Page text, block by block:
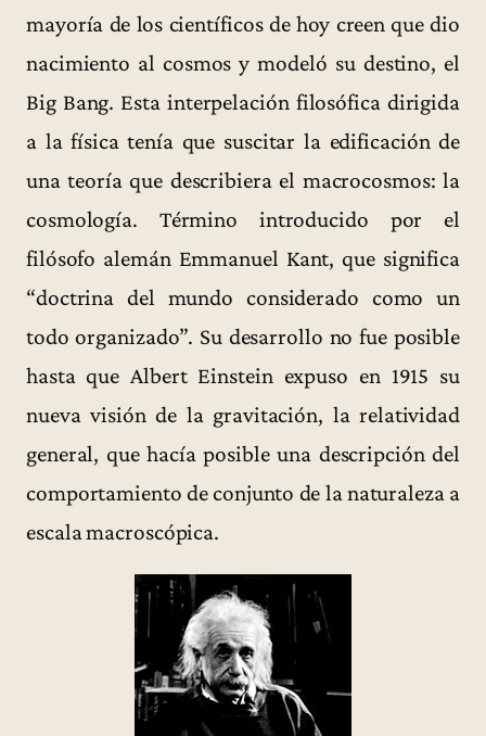
mayoría de los científicos de hoy creen que dio
nacimiento al cosmos y modeló su destino, el
Big Bang. Esta interpelación filosófica dirigida
a la física tenía que suscitar la edificación de
una teoría que describiera el macrocosmos: la
cosmología. Término introducido por el
filósofo alemán Emmanuel Kant, que significa
“doctrina del mundo considerado como un
todo organizado”. Su desarrollo no fue posible
hasta que Albert Einstein expuso en 1915 su
nueva visión de la gravitación, la relatividad
general, que hacía posible una descripción del
comportamiento de conjunto de la naturaleza a
escala macroscópica.